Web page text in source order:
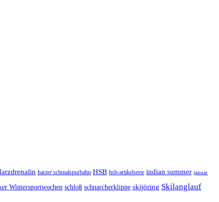
harzer schmalspurbahn HSB hsb-artikelserie indian summer januar
Wintersportwochen schloß schnarcherklippe skijöring Skilanglauf